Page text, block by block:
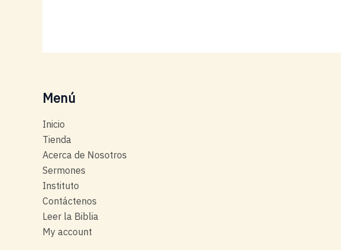
Menú
Inicio
Tienda
Acerca de Nosotros
Sermones
Instituto
Contáctenos
Leer la Biblia
My account